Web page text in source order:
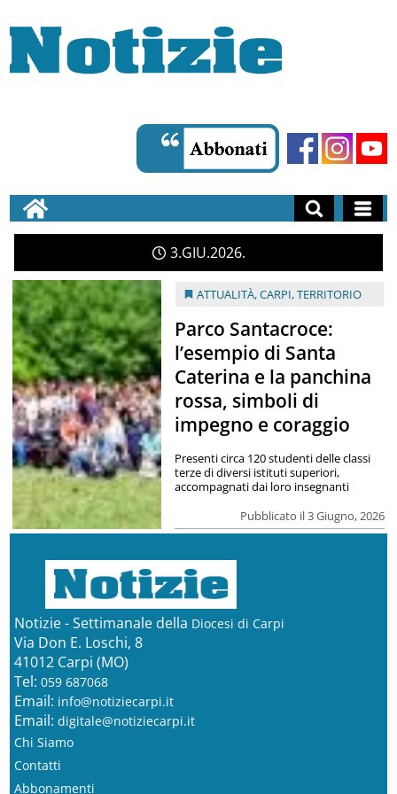
3 GIU 2026
ATTUALITÀ,CARPI,TERRITORIO
Parco Santacroce:
l’esempio di Santa
Caterina e la panchina
rossa, simboli di
impegno e coraggio
Pubblicato il 3 Giugno, 2026
Presenti circa 120 studenti delle classi
terze di diversi istituti superiori,
accompagnati dai loro insegnanti
Notizie - Settimanale della Diocesi di Carpi
Via Don E. Loschi, 8
41012 Carpi (MO)
Tel: 059 687068
Email: info@notiziecarpi.it
Email: digitale@notiziecarpi.it
Chi Siamo
Contatti
Abbonamenti